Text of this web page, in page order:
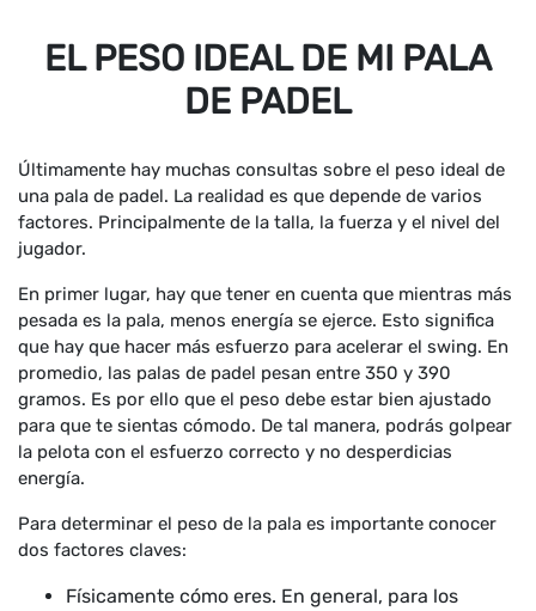
EL PESO IDEAL DE MI PALA
DE PADEL
Últimamente hay muchas consultas sobre el peso ideal de
una pala de padel. La realidad es que depende de varios
factores. Principalmente de la talla, la fuerza y el nivel del
jugador.
En primer lugar, hay que tener en cuenta que mientras más
pesada es la pala, menos energía se ejerce. Esto significa
que hay que hacer más esfuerzo para acelerar el swing. En
promedio, las palas de padel pesan entre 350 y 390
gramos. Es por ello que el peso debe estar bien ajustado
para que te sientas cómodo. De tal manera, podrás golpear
la pelota con el esfuerzo correcto y no desperdicias
energía.
Para determinar el peso de la pala es importante conocer
dos factores claves:
Físicamente cómo eres. En general, para los